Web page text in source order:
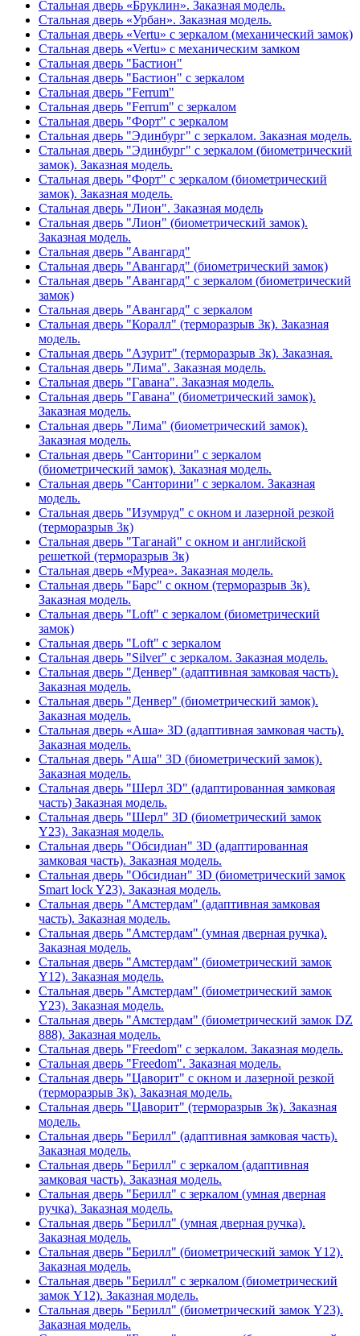
Стальная дверь «Бруклин». Заказная модель.
Стальная дверь «Урбан». Заказная модель.
Стальная дверь «Vertu» с зеркалом (механический замок)
Стальная дверь «Vertu» с механическим замком
Стальная дверь "Бастион"
Стальная дверь "Бастион" с зеркалом
Стальная дверь "Ferrum"
Стальная дверь "Ferrum" с зеркалом
Стальная дверь "Форт" с зеркалом
Стальная дверь "Эдинбург" с зеркалом. Заказная модель.
Стальная дверь "Эдинбург" с зеркалом (биометрический
замок). Заказная модель.
Стальная дверь "Форт" с зеркалом (биометрический
замок). Заказная модель.
Стальная дверь "Лион". Заказная модель
Стальная дверь "Лион" (биометрический замок).
Заказная модель.
Стальная дверь "Авангард"
Стальная дверь "Авангард" (биометрический замок)
Стальная дверь "Авангард" с зеркалом (биометрический
замок)
Стальная дверь "Авангард" с зеркалом
Стальная дверь "Коралл" (терморазрыв 3к). Заказная
модель.
Стальная дверь "Азурит" (терморазрыв 3к). Заказная.
Стальная дверь "Лима". Заказная модель.
Стальная дверь "Гавана". Заказная модель.
Стальная дверь "Гавана" (биометрический замок).
Заказная модель.
Стальная дверь "Лима" (биометрический замок).
Заказная модель.
Стальная дверь "Санторини" с зеркалом
(биометрический замок). Заказная модель.
Стальная дверь "Санторини" с зеркалом. Заказная
модель.
Стальная дверь "Изумруд" с окном и лазерной резкой
(терморазрыв 3к)
Стальная дверь "Таганай" с окном и английской
решеткой (терморазрыв 3к)
Стальная дверь «Муреа». Заказная модель.
Стальная дверь "Барс" с окном (терморазрыв 3к).
Заказная модель.
Стальная дверь "Loft" с зеркалом (биометрический
замок)
Стальная дверь "Loft" с зеркалом
Стальная дверь "Silver" с зеркалом. Заказная модель.
Стальная дверь "Денвер" (адаптивная замковая часть).
Заказная модель.
Стальная дверь "Денвер" (биометрический замок).
Заказная модель.
Стальная дверь «Аша» 3D (адаптивная замковая часть).
Заказная модель.
Стальная дверь "Аша" 3D (биометрический замок).
Заказная модель.
Стальная дверь "Шерл 3D" (адаптированная замковая
часть) Заказная модель.
Стальная дверь "Шерл" 3D (биометрический замок
Y23). Заказная модель.
Стальная дверь "Обсидиан" 3D (адаптированная
замковая часть). Заказная модель.
Стальная дверь "Обсидиан" 3D (биометрический замок
Smart lock Y23). Заказная модель.
Стальная дверь "Амстердам" (адаптивная замковая
часть). Заказная модель.
Стальная дверь "Амстердам" (умная дверная ручка).
Заказная модель.
Стальная дверь "Амстердам" (биометрический замок
Y12). Заказная модель.
Стальная дверь "Амстердам" (биометрический замок
Y23). Заказная модель.
Стальная дверь "Амстердам" (биометрический замок DZ
888). Заказная модель.
Стальная дверь "Freedom" с зеркалом. Заказная модель.
Стальная дверь "Freedom". Заказная модель.
Стальная дверь "Цаворит" с окном и лазерной резкой
(терморазрыв 3к). Заказная модель.
Стальная дверь "Цаворит" (терморазрыв 3к). Заказная
модель.
Стальная дверь "Берилл" (адаптивная замковая часть).
Заказная модель.
Стальная дверь "Берилл" с зеркалом (адаптивная
замковая часть). Заказная модель.
Стальная дверь "Берилл" с зеркалом (умная дверная
ручка). Заказная модель.
Стальная дверь "Берилл" (умная дверная ручка).
Заказная модель.
Стальная дверь "Берилл" (биометрический замок Y12).
Заказная модель.
Стальная дверь "Берилл" с зеркалом (биометрический
замок Y12). Заказная модель.
Стальная дверь "Берилл" (биометрический замок Y23).
Заказная модель.